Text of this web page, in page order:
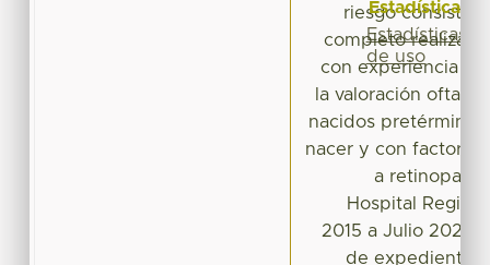
riesgo consiste
completo
con experiencia en
la valoración
nacidos pretérmino
nacer y con factores
a retinopatía
Hospital
2015 a Julio 2020.
de expedientes
Estadísticas
Estadísticas
de uso